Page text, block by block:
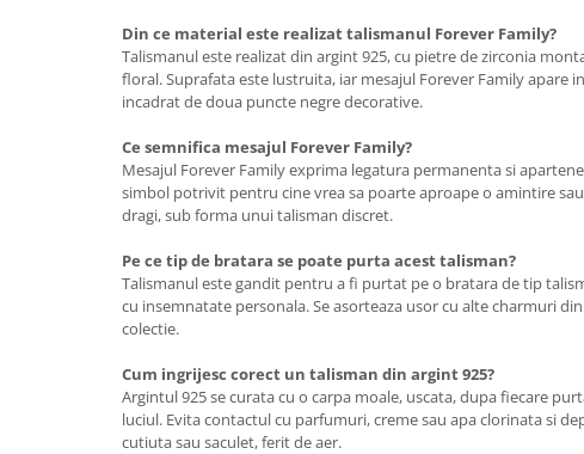
Din ce material este realizat talismanul Forever Family?
Talismanul este realizat din argint 925, cu pietre de zirconia
floral. Suprafata este lustruita, iar mesajul Forever Family apare
incadrat de doua puncte negre decorative.
Ce semnifica mesajul Forever Family?
Mesajul Forever Family exprima legatura permanenta si
simbol potrivit pentru cine vrea sa poarte aproape o amintire
dragi, sub forma unui talisman discret.
Pe ce tip de bratara se poate purta acest talisman?
Talismanul este gandit pentru a fi purtat pe o bratara de tip
cu insemnatate personala. Se asorteaza usor cu alte charmuri
colectie.
Cum ingrijesc corect un talisman din argint 925?
Argintul 925 se curata cu o carpa moale, uscata, dupa fiecare
luciul. Evita contactul cu parfumuri, creme sau apa clorinata si
cutiuta sau saculet, ferit de aer.